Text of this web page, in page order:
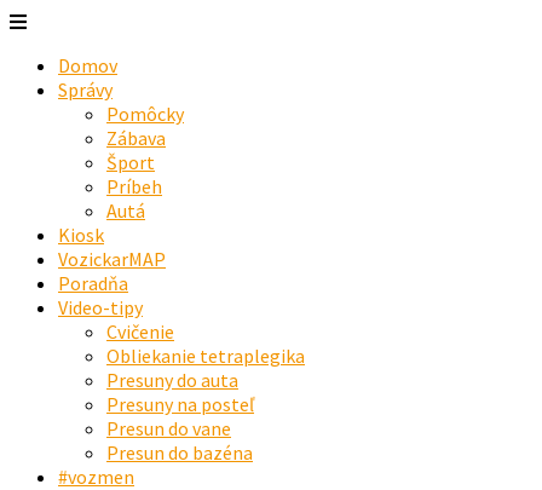
Domov
Správy
Pomôcky
Zábava
Šport
Príbeh
Autá
Kiosk
VozickarMAP
Poradňa
Video-tipy
Cvičenie
Obliekanie tetraplegika
Presuny do auta
Presuny na posteľ
Presun do vane
Presun do bazéna
#vozmen